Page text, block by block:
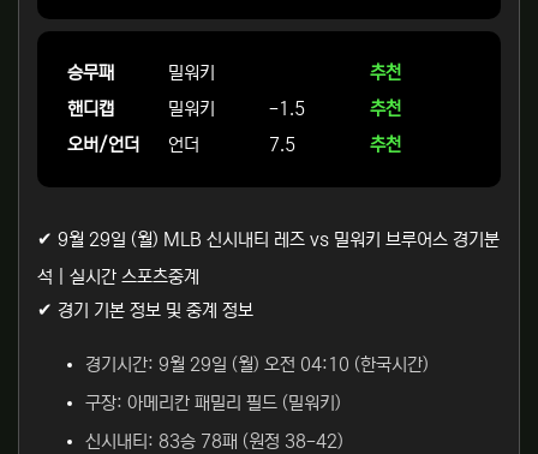
승무패 밀워키
추천
핸디캡
밀워키 -1.5
추천
오버/언더
언더 7.5 추천
✔ 9월 29일 (월) MLB 신시내티 레즈 vs 밀워키 브루어스 경기분
석 | 실시간 스포츠중계
✔ 경기 기본 정보 및 중계 정보
경기시간: 9월 29일 (월) 오전 04:10 (한국시간)
구장: 아메리칸 패밀리 필드 (밀워키)
신시내티: 83승 78패 (원정 38-42)